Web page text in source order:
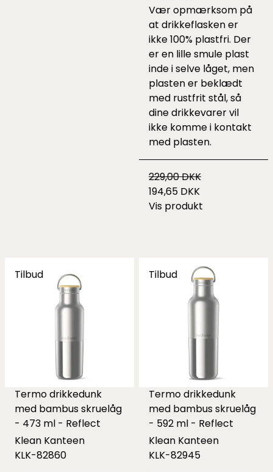
Vær opmærksom på
at drikkeflasken er
ikke 100% plastfri. Der
er en lille smule plast
inde i selve låget, men
plasten er beklædt
med rustfrit stål, så
dine drikkevarer vil
ikke komme i kontakt
med plasten.
229,00 DKK
194,65 DKK
Vis produkt
Tilbud
Termo drikkedunk
med bambus skruelåg
- 473 ml - Reflect
Klean Kanteen
KLK-82860
Tilbud
Termo drikkedunk
med bambus skruelåg
- 592 ml - Reflect
Klean Kanteen
KLK-82945